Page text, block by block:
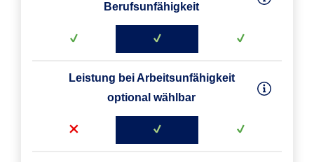
Berufsunfähigkeit
Leistung bei Arbeitsunfähigkeit
optional wählbar